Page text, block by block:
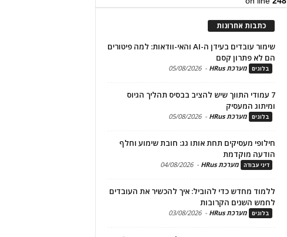
כתבות אחרונות
שימור עובדים בעידן ה-AI והאי-וודאות: למה פיטורים
הם לא פתרון קסם
בלוגים מערכת HRus -
05/08/2026
7 עמודי התווך שיש להציב בבסיס תהליך הגיוס
ומיתוג המעסיק
בלוגים מערכת HRus -
05/08/2026
חילופי מעסיקים תחת אותו גג: חובת שימוע וחלף
הודעה מוקדמת
דיני עבודה מערכת HRus -
04/08/2026
ללמוד מחדש כדי להוביל: איך להכשיר את העובדים
לחמש השנים הקרובות
בלוגים מערכת HRus -
03/08/2026